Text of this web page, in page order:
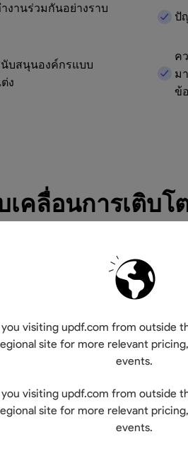
visiting updf.com from outside
site for more relevant
events.
visiting updf.com from outside
site for more relevant
events.
งานร่วมกันอย่างราบ
ปั
บสนุนองค์กรแบบ
ง
ค
ม
ข้
เคลื่อนการเติบโ